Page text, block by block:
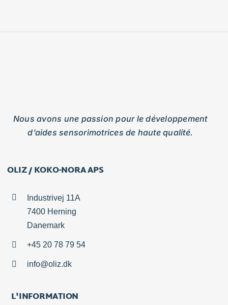
Nous avons une passion pour le développement
d’aides sensorimotrices de haute qualité.
OLIZ / KOKO-NORA APS
Industrivej 11A
7400 Herning
Danemark
+45 20 78 79 54
info@oliz.dk
L'INFORMATION